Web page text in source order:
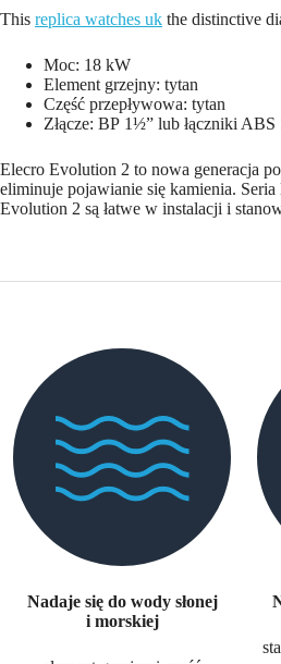
This replica watches uk the distinctive
Moc: 18 kW
Element grzejny: tytan
Część przepływowa: tytan
Złącze: ВР 1½” lub łączniki ABS
Elecro Evolution 2 to nowa generacja
eliminuje pojawianie się kamienia.
Evolution 2 są łatwe w instalacji i
Nadaje się do wody słonej
i morskiej